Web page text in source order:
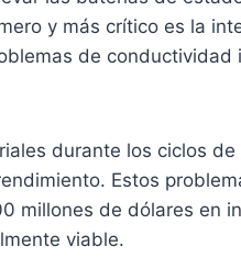
y más crítico es la
de conductividad
durante los ciclos
Estos
millones de dólares en
viable.